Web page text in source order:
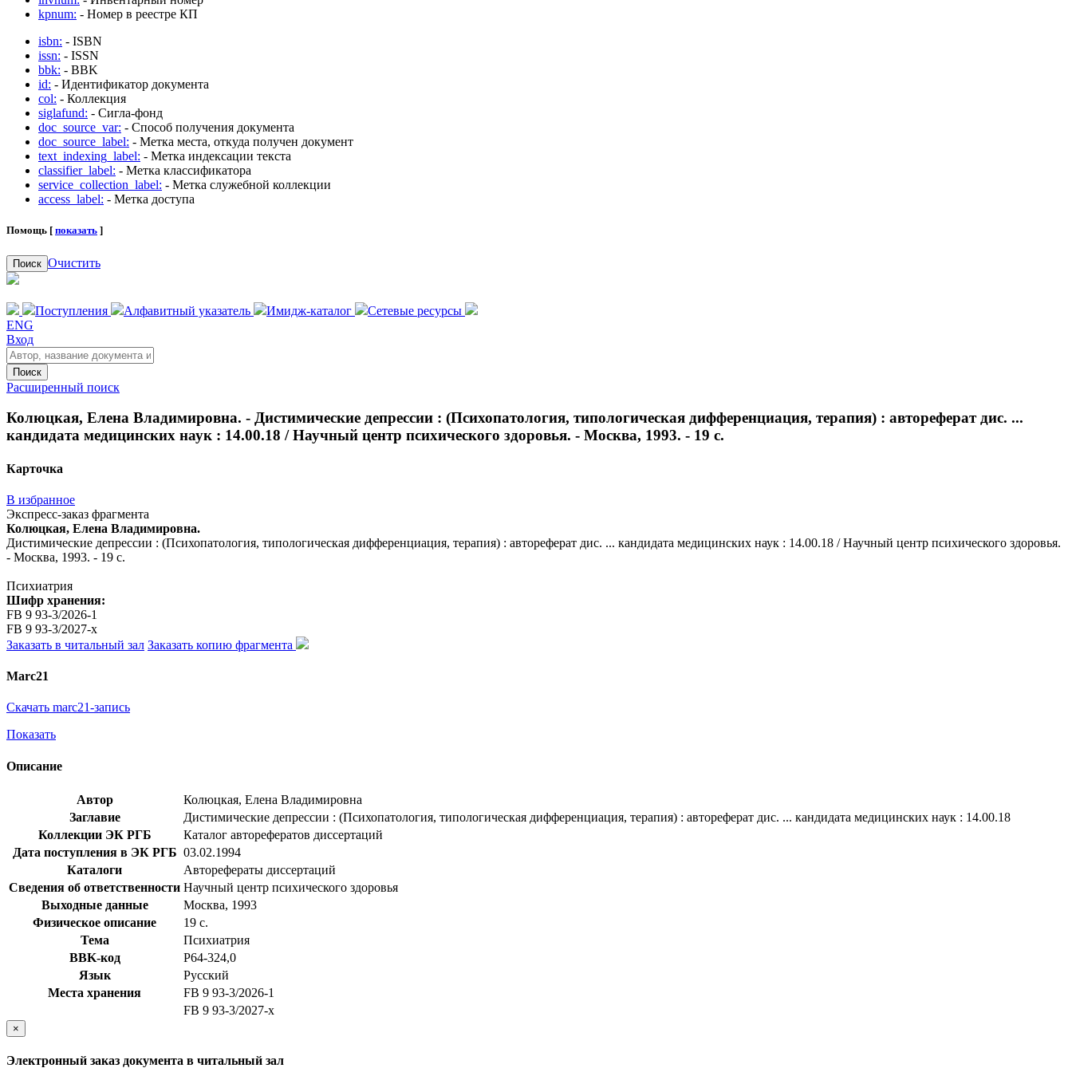
kpnum: - Номер в реестре КП
isbn: - ISBN
issn: - ISSN
bbk: - BBK
id: - Идентификатор документа
col: - Коллекция
siglafund: - Сигла-фонд
doc_source_var: - Способ получения документа
doc_source_label: - Метка места, откуда получен документ
text_indexing_label: - Метка индексации текста
classifier_label: - Метка классификатора
service_collection_label: - Метка служебной коллекции
access_label: - Метка доступа
Помощь [ показать ]
Поиск Очистить
Поступления Алфавитный указатель Имидж-каталог
Сетевые ресурсы
ENG
Вход
Поиск
Расширенный поиск
Колюцкая, Елена Владимировна. - Дистимические депрессии : (Психопатология, типологическая дифференциация, терапия) : автореферат дис. ...
кандидата медицинских наук : 14.00.18 / Научный центр психического здоровья. - Москва, 1993. - 19 с.
Карточка
В избранное
Экспресс-заказ фрагмента
Колюцкая, Елена Владимировна.
Дистимические депрессии : (Психопатология, типологическая дифференциация, терапия) : автореферат дис. ... кандидата медицинских наук : 14.00.18 / Научный центр психического здоровья.
- Москва, 1993. - 19 с.
Психиатрия
Шифр хранения:
FB 9 93-3/2026-1
FB 9 93-3/2027-x
Заказать в читальный зал Заказать копию фрагмента
Marc21
Скачать marc21-запись
Показать
Описание
Автор
Колюцкая, Елена Владимировна
Заглавие
Дистимические депрессии : (Психопатология, типологическая дифференциация, терапия) : автореферат дис. ... кандидата медицинских наук : 14.00.18
Коллекции ЭК РГБ
Каталог авторефератов диссертаций
Дата поступления в ЭК РГБ 03.02.1994
Каталоги
Авторефераты диссертаций
Сведения об ответственности Научный центр психического здоровья
Выходные данные
Москва, 1993
Физическое описание
19 с.
Тема
Психиатрия
BBK-код
Р64-324,0
Язык
Русский
Места хранения
FB 9 93-3/2026-1
FB 9 93-3/2027-x
×
Электронный заказ документа в читальный зал